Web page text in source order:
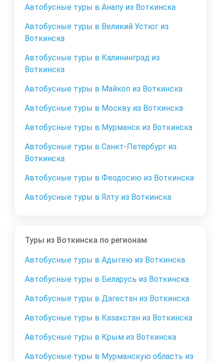
Автобусные туры в Анапу из Воткинска
Автобусные туры в Великий Устюг из
Воткинска
Автобусные туры в Калининград из
Воткинска
Автобусные туры в Майкоп из Воткинска
Автобусные туры в Москву из Воткинска
Автобусные туры в Мурманск из Воткинска
Автобусные туры в Санкт-Петербург из
Воткинска
Автобусные туры в Феодосию из Воткинска
Автобусные туры в Ялту из Воткинска
Туры из Воткинска по регионам
Автобусные туры в Адыгею из Воткинска
Автобусные туры в Беларусь из Воткинска
Автобусные туры в Дагестан из Воткинска
Автобусные туры в Казахстан из Воткинска
Автобусные туры в Крым из Воткинска
Автобусные туры в Мурманскую область из